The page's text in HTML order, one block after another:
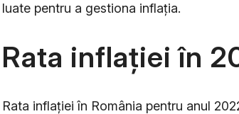
luate pentru a gestiona inflația.
Rata inflației în
Rata inflației în România pentru anul